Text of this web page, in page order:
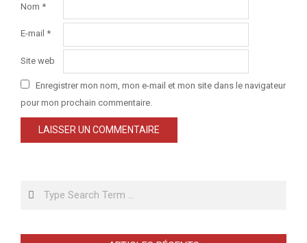
Nom *
E-mail *
Site web
Enregistrer mon nom, mon e-mail et mon site dans le navigateur
pour mon prochain commentaire.